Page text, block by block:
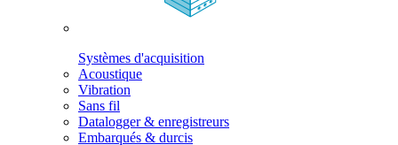
Systèmes d'acquisition
Acoustique
Vibration
Sans fil
Datalogger & enregistreurs
Embarqués & durcis